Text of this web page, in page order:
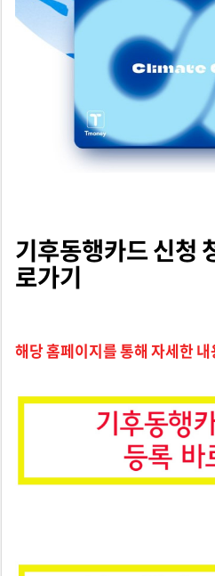
기후동행카드 신청
로가기
해당 홈페이지를 통해 자세한